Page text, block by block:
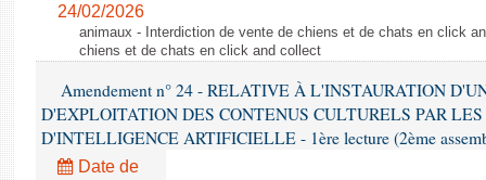
Comptes rendus des débats
24/02/2026
animaux - Interdiction de vente de chiens et de chats en click
chiens et de chats en click and collect
Amendement n° 24 - RELATIVE À L'INSTAURATION
D'EXPLOITATION DES CONTENUS CULTURELS PAR LES
D'INTELLIGENCE ARTIFICIELLE - 1ère lecture (2ème
Date de